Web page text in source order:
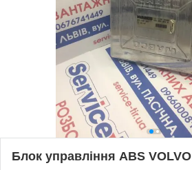
Блок управління ABS VOLVO